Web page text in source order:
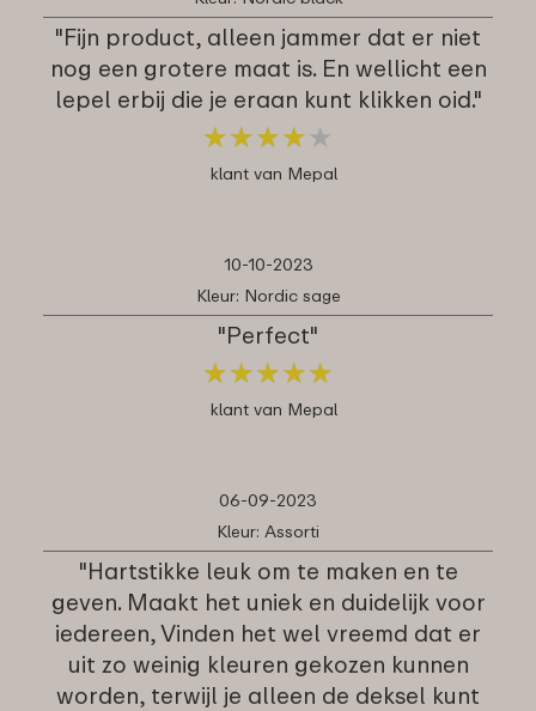
"Fijn product, alleen jammer dat er niet
nog een grotere maat is. En wellicht een
lepel erbij die je eraan kunt klikken oid."
★★★★ ★
★★★★ ★
klant van Mepal
10-10-2023
Kleur: Nordic sage
"Perfect"
★★★★★
★★★★★
klant van Mepal
06-09-2023
Kleur: Assorti
"Hartstikke leuk om te maken en te
geven. Maakt het uniek en duidelijk voor
iedereen, Vinden het wel vreemd dat er
uit zo weinig kleuren gekozen kunnen
worden, terwijl je alleen de deksel kunt